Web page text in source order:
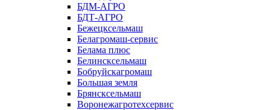
БДМ-АГРО
БДТ-АГРО
Бежецксельмаш
Белагромаш-сервис
Белама плюс
Белинсксельмаш
Бобруйскагромаш
Большая земля
Брянсксельмаш
Воронежагротехсервис